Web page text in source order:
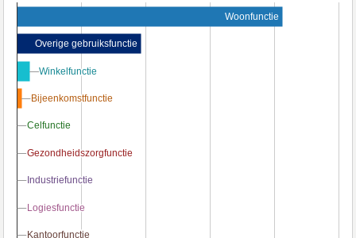
Woonfunctie
Overige gebruiksfunctie
Winkelfunctie
Winkelfunctie
Bijeenkomstfunctie
Bijeenkomstfunctie
Celfunctie
Celfunctie
Gezondheidszorgfunctie
Gezondheidszorgfunctie
Industriefunctie
Industriefunctie
Logiesfunctie
Logiesfunctie
Kantoorfunctie
Kantoorfunctie